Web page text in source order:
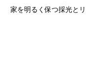
家を明るく保つ採光と